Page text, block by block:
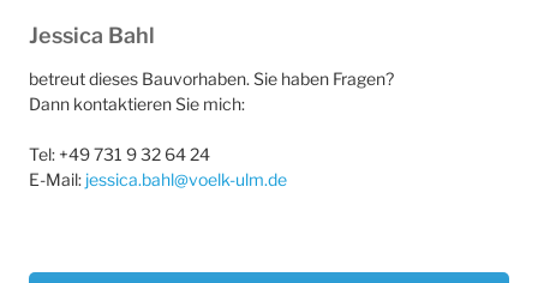
Jessica Bahl
betreut dieses Bauvorhaben. Sie haben Fragen?
Dann kontaktieren Sie mich:
Tel: +49 731 9 32 64 24
E-Mail: jessica.bahl@voelk-ulm.de